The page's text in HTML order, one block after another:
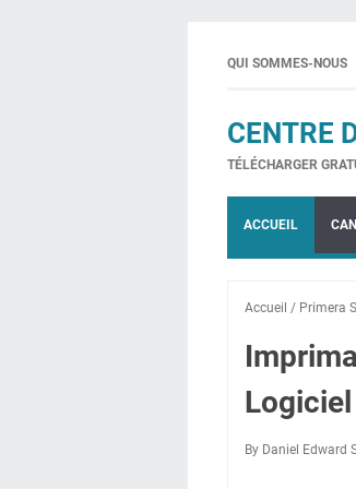
QUI SOMMES-NOUS
CENTRE
TÉLÉCHARGER
ACCUEIL
Accueil / Primera
By Daniel Edward